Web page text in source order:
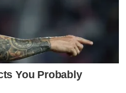
You Probably